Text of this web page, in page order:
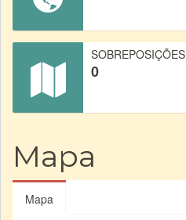
SOBREPOSIÇÕES
0
Mapa
Mapa